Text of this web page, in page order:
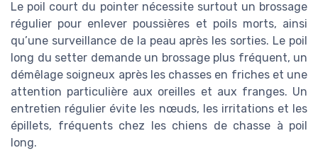
Le poil court du pointer nécessite surtout un brossage
régulier pour enlever poussières et poils morts, ainsi
qu’une surveillance de la peau après les sorties. Le poil
long du setter demande un brossage plus fréquent, un
démêlage soigneux après les chasses en friches et une
attention particulière aux oreilles et aux franges. Un
entretien régulier évite les nœuds, les irritations et les
épillets, fréquents chez les chiens de chasse à poil
long.